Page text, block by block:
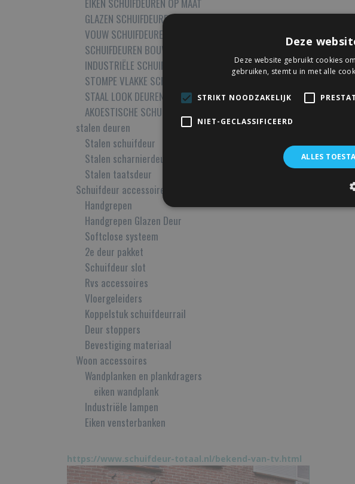
EIKEN SCHUIFDEUREN OP MAAT
GLAZEN SCHUIFDEUREN OP MAAT
VOUW SCHUIFDEUREN
SCHUIFDEUREN BOUWPAKKET
INDUSTRIËLE SCHUIFDEUREN OP MAAT
STOMPE VLAKKE SCHUIFDEUR OP MAAT
STAAL LOOK DEUREN
AKOESTISCHE SCHUIFDEUREN
stalen deuren
Stalen schuifdeur
Stalen scharnierdeur
Stalen taatsdeur
Schuifdeur accessoires
Handgrepen
Handgrepen Glazen Deur
Softclose systeem
2e deur pakket
Schuifdeur slot
Rvs accessoires
Vloergeleiders
Koppelstuk schuifdeurrail
Deur stoppers
Bevestiging materiaal
Woon accessoires
Wandplanken en plankdragers
eiken wandplank
Industriële lampen
Eiken vensterbanken
https://www.schuifdeur-totaal.nl/bekend-van-tv.html
Deze
Deze website gebruikt cookies
gebruiken, stemt u in met alle
STRIKT NOODZAKELIJK
NIET-GECLASSIFICEERD
ALLES